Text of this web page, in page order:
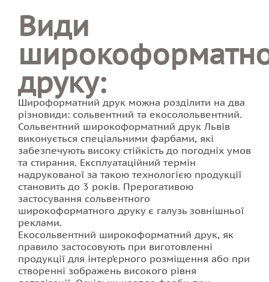
Види
друку:
Широформатний друк можна розділити на два
різновиди: сольвентний та екосолольвентний.
Сольвентний широкоформатний друк Львів
виконується спеціальними фарбами, які
забезпечують високу стійкість до погодніх умов
та стирання. Експлуатаційний термін
надрукованої за такою технологією продукції
становить до 3 років. Прерогативою
застосування сольвентного
широкоформатного друку є галузь зовнішньої
реклами.
Екосольвентний широкоформатний друк, як
правило застосовують при виготовленні
продукції для інтер’єрного розміщення або при
створенні зображень високого рівня